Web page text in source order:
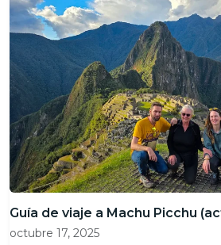
Guía de viaje a Machu Picchu
octubre 17, 2025